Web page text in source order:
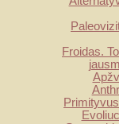
Froidas.